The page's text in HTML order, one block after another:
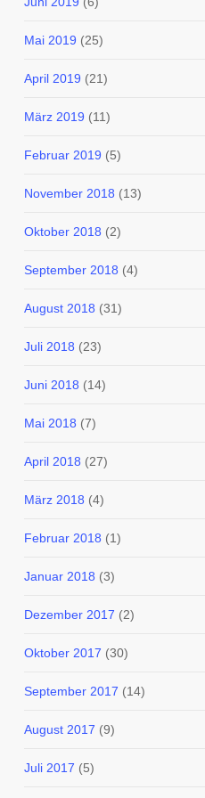
Mai 2019 (25)
April 2019 (21)
März 2019 (11)
Februar 2019 (5)
November 2018 (13)
Oktober 2018 (2)
September 2018 (4)
August 2018 (31)
Juli 2018 (23)
Juni 2018 (14)
Mai 2018 (7)
April 2018 (27)
März 2018 (4)
Februar 2018 (1)
Januar 2018 (3)
Dezember 2017 (2)
Oktober 2017 (30)
September 2017 (14)
August 2017 (9)
Juli 2017 (5)